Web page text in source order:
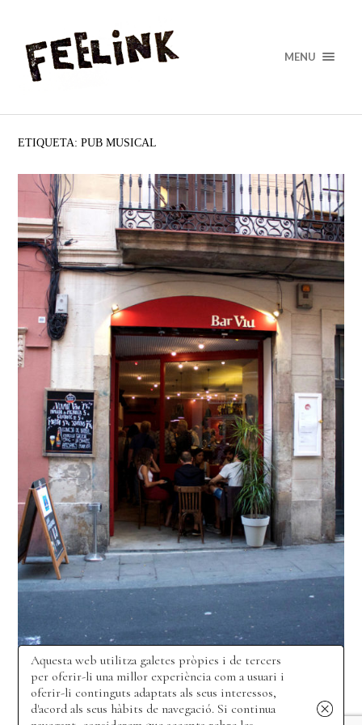
MENU
ETIQUETA: PUB MUSICAL
Bar Viu
Conceptualització i creació de la imatge gràfica del nou bar musical a
Aquesta web utilitza galetes pròpies i de tercers
per oferir-li una millor experiència com a usuari i
oferir-li continguts adaptats als seus interessos,
d'acord als seus hàbits de navegació. Si continua